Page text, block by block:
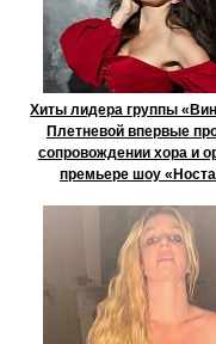
Хиты лидера группы
Плетневой впервые
сопровождении хора и
премьере шоу